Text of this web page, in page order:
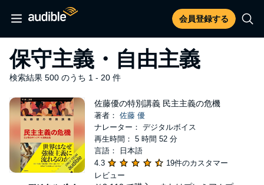
会員登録する
保守主義・自由主義
検索結果 500 のうち 1 - 20 件
佐藤優の特別講義 民主主義の危機
著者： 佐藤 優
ナレーター： デジタルボイス
再生時間： 5 時間 52 分
言語： 日本語
4.3
19件のカスタマー
レビュー